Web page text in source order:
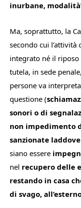
inurbane, modalità
Ma, soprattutto, la
secondo cui
integrato né il riposo
tutela, in sede
persone va
questione (
sonori o di
non impedimento
sanzionate
siano essere
nel recupero delle
restando in casa
di svago,